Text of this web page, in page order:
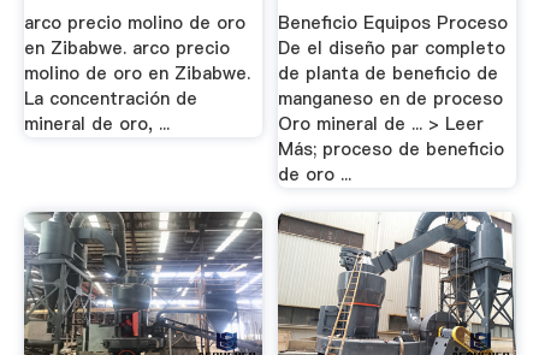
arco precio molino de oro
en Zibabwe. arco precio
molino de oro en Zibabwe.
La concentración de
mineral de oro, ...
Beneficio Equipos Proceso
De el diseño par completo
de planta de beneficio de
manganeso en de proceso
Oro mineral de ... > Leer
Más; proceso de beneficio
de oro ...